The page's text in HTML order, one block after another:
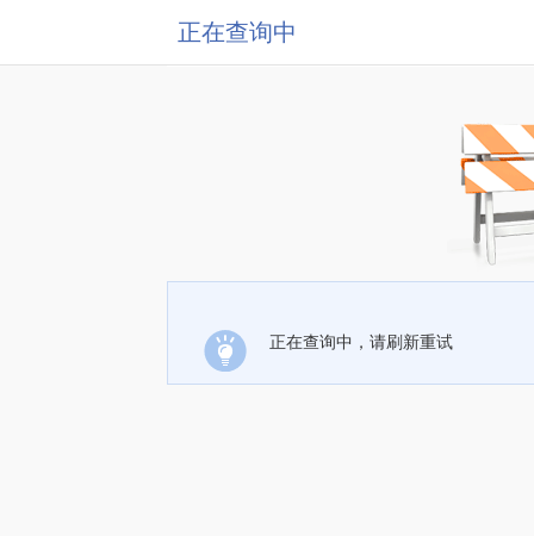
正在查询中
正在查询中，请刷新重试